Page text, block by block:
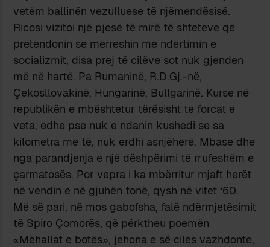
vetëm ballinën vezulluese të njëmendësisë.
Ricosi vizitoi një pjesë të mirë të shteteve që
pretendonin se merreshin me ndërtimin e
socializmit, disa prej të cilëve sot nuk gjenden
më në hartë. Pa Rumaninë, R.D.Gj.-në,
Çekosllovakinë, Hungarinë, Bullgarinë. Kurse në
republikën e mbështetur tërësisht te forcat e
veta, edhe pse nuk e ndanin kushedi se sa
kilometra me të, nuk erdhi asnjëherë. Mbase dhe
nga parandjenja e një dëshpërimi të rrufeshëm e
çarmatosës. Por vepra i ka mbërritur mjaft herët
në vendin e në gjuhën tonë, qysh në vitet ‘60.
Më së pari, në mos gabofsha, falë ndërmjetësimit
të Spiro Çomorës, që përktheu poemën
«Mëhallat e botës», jehona e së cilës vazhdonte,